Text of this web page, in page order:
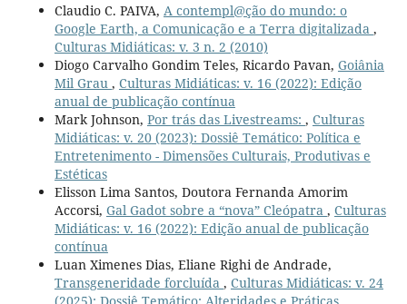
Claudio C. PAIVA, A contempl@ção do mundo: o
Google Earth, a Comunicação e a Terra digitalizada ,
Culturas Midiáticas: v. 3 n. 2 (2010)
Diogo Carvalho Gondim Teles, Ricardo Pavan, Goiânia
Mil Grau , Culturas Midiáticas: v. 16 (2022): Edição
anual de publicação contínua
Mark Johnson, Por trás das Livestreams: , Culturas
Midiáticas: v. 20 (2023): Dossiê Temático: Política e
Entretenimento - Dimensões Culturais, Produtivas e
Estéticas
Elisson Lima Santos, Doutora Fernanda Amorim
Accorsi, Gal Gadot sobre a “nova” Cleópatra , Culturas
Midiáticas: v. 16 (2022): Edição anual de publicação
contínua
Luan Ximenes Dias, Eliane Righi de Andrade,
Transgeneridade forcluída , Culturas Midiáticas: v. 24